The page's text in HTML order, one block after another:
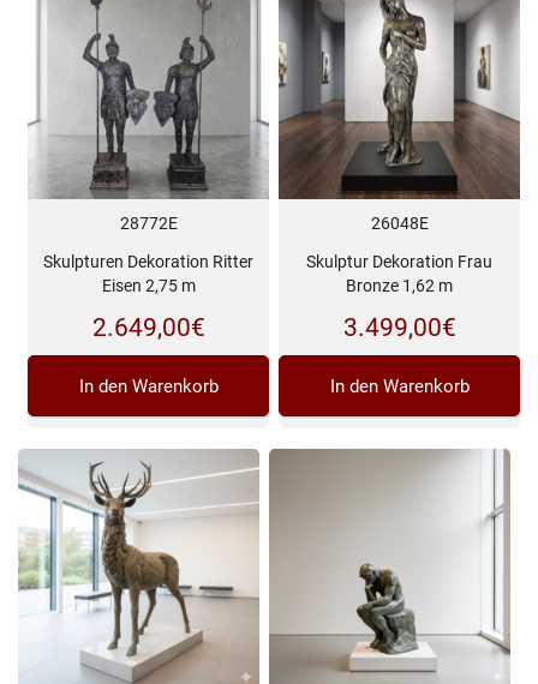
28772E
Skulpturen Dekoration Ritter
Eisen 2,75 m
2.649,00€
In den Warenkorb
26048E
Skulptur Dekoration Frau
Bronze 1,62 m
3.499,00€
In den Warenkorb